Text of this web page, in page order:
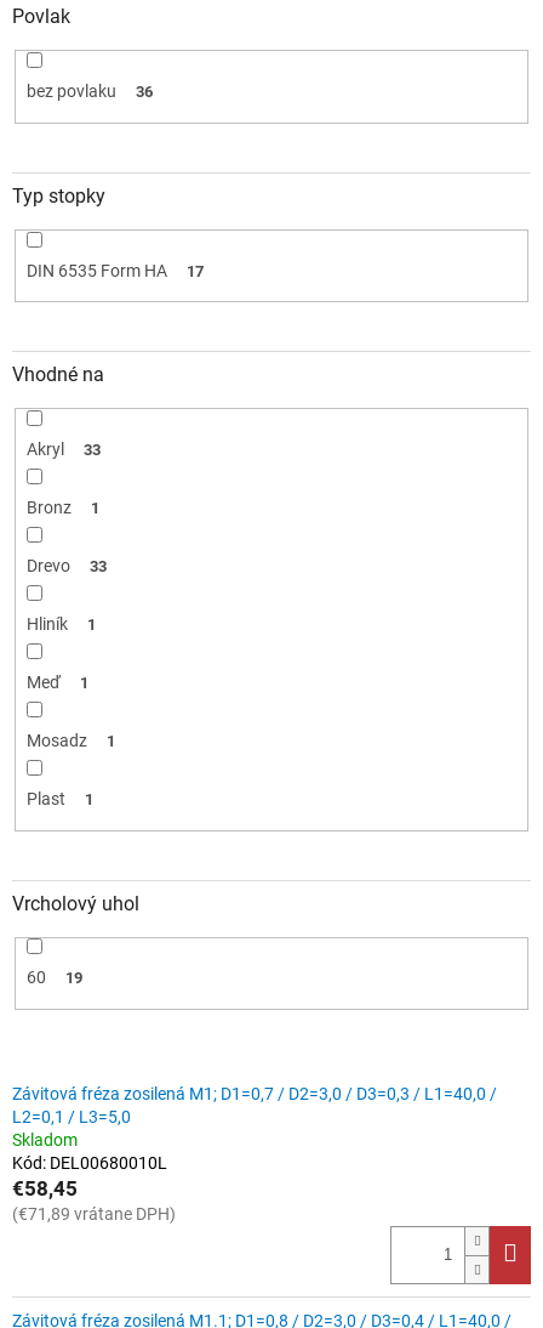
Povlak
bez povlaku 36
Typ stopky
DIN 6535 Form HA 17
Vhodné na
Akryl 33
Bronz 1
Drevo 33
Hliník 1
Meď 1
Mosadz 1
Plast 1
Vrcholový uhol
60 19
V
ý
p
i
s
p
d
Závitová fréza zosilená M1; D1=0,7 / D2=3,0 / D3=0,3 / L1=40,0 /
L2=0,1 / L3=5,0
Skladom
Kód: DEL00680010L
€58,45
(€71,89 vrátane DPH)
Závitová fréza zosilená M1.1; D1=0,8 / D2=3,0 / D3=0,4 / L1=40,0 /